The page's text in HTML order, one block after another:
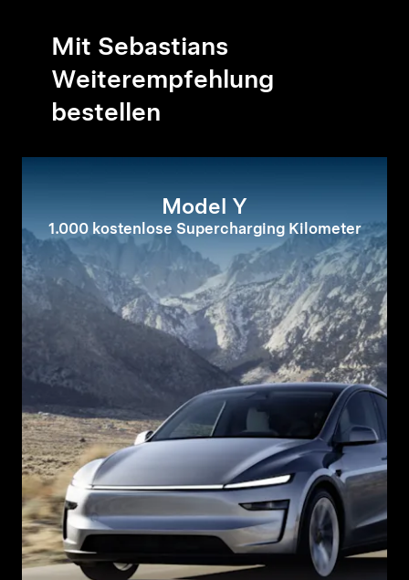
Mit Sebastians
Weiterempfehlung
bestellen
Model Y
1.000 kostenlose Supercharging Kilometer